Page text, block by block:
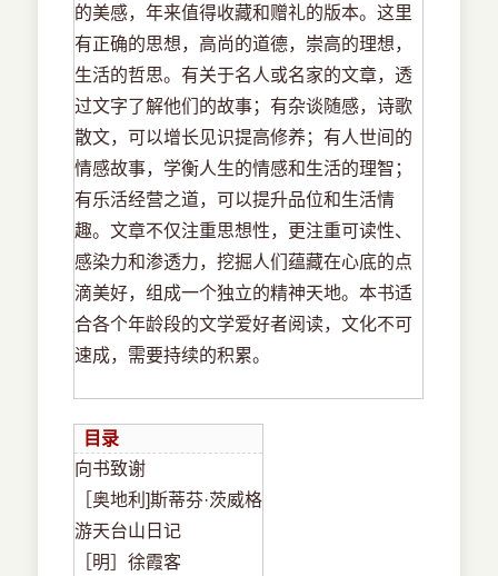
的美感，年来值得收藏和赠礼的版本。这里
有正确的思想，高尚的道德，崇高的理想，
生活的哲思。有关于名人或名家的文章，透
过文字了解他们的故事；有杂谈随感，诗歌
散文，可以增长见识提高修养；有人世间的
情感故事，学衡人生的情感和生活的理智；
有乐活经营之道，可以提升品位和生活情
趣。文章不仅注重思想性，更注重可读性、
感染力和渗透力，挖掘人们蕴藏在心底的点
滴美好，组成一个独立的精神天地。本书适
合各个年龄段的文学爱好者阅读，文化不可
速成，需要持续的积累。
目录
向书致谢
［奥地利]斯蒂芬·茨威格
游天台山日记
［明］徐霞客